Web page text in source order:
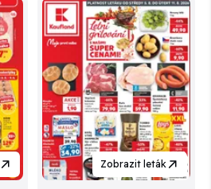
Zobrazit leták